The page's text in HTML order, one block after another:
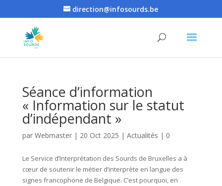
direction@infosourds.be
Séance d’information
« Information sur le statut
d’indépendant »
par Webmaster| 20 Oct 2025 | Actualités | 0
Le Service d’Interprétation des Sourds de Bruxelles a à
cœur de soutenir le métier d’interprète en langue des
signes francophone de Belgique. C’est pourquoi, en